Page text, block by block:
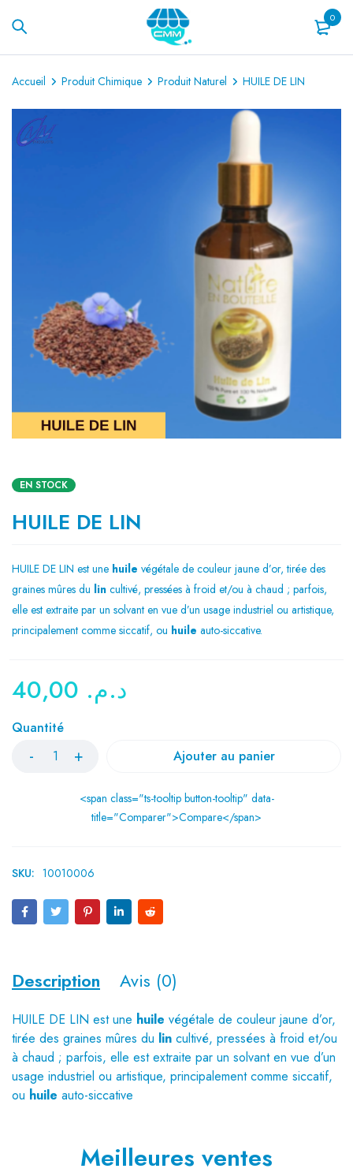
0
Accueil Produit Chimique Produit Naturel HUILE DE LIN
EN STOCK
HUILE DE LIN
HUILE DE LIN est une huile végétale de couleur jaune d’or, tirée des
graines mûres du lin cultivé, pressées à froid et/ou à chaud ; parfois,
elle est extraite par un solvant en vue d’un usage industriel ou artistique,
principalement comme siccatif, ou huile auto-siccative.
د.م.
Quantité
Ajouter au panier
<span class="ts-tooltip button-tooltip" data-
title="Comparer">Compare</span>
SKU: 10010006
Description Avis (0)
HUILE DE LIN est une huile végétale de couleur jaune d’or,
tirée des graines mûres du lin cultivé, pressées à froid et/ou
à chaud ; parfois, elle est extraite par un solvant en vue d’un
usage industriel ou artistique, principalement comme siccatif,
ou huile auto-siccative
Meilleures ventes